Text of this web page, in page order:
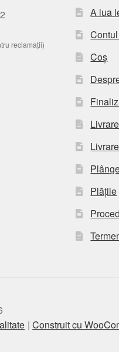
reclamații)
A lua
Coș
Livrare
Plățile
Construit cu